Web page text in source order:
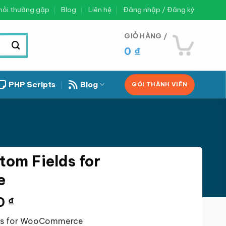
thường gặp Blog Liên hệ Đăng nhập / Đăng ký
GIỎ HÀNG /
0 ₫
PHP Scripts Blog GÓI THÀNH VIÊN
Fields for
₫Giá
hiện
for WooCommerce